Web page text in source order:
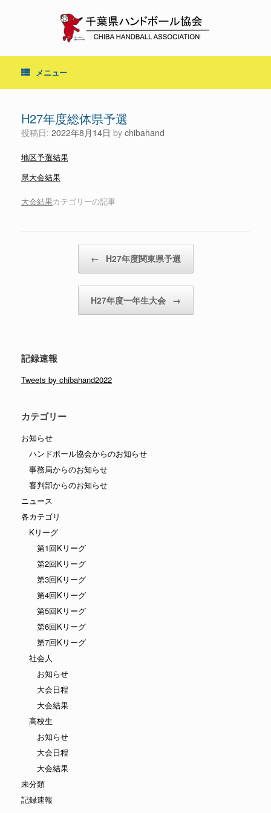
メニュー
H27年度総体県予選
投稿日: 2022年8月14日 by chibahand
地区予選結果
県大会結果
大会結果カテゴリーの記事
← H27年度関東県予選
H27年度一年生大会 →
記録速報
Tweets by chibahand2022
カテゴリー
お知らせ
ハンドボール協会からのお知らせ
事務局からのお知らせ
審判部からのお知らせ
ニュース
各カテゴリ
Kリーグ
第1回Kリーグ
第2回Kリーグ
第3回Kリーグ
第4回Kリーグ
第5回Kリーグ
第6回Kリーグ
第7回Kリーグ
社会人
お知らせ
大会日程
大会結果
高校生
お知らせ
大会日程
大会結果
未分類
記録速報